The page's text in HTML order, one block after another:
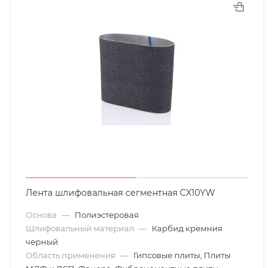
Лента шлифовальная сегментная CX10YW
Основа — Полиэстеровая
Шлифовальный материал — Карбид кремния
черный
Область применения — Гипсовые плиты, Плиты